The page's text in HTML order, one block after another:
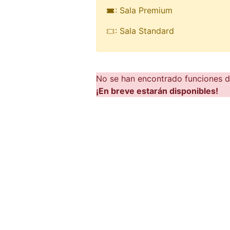
: Sala Premium
: Sala Standard
No se han encontrado funciones
¡En breve estarán disponibles!